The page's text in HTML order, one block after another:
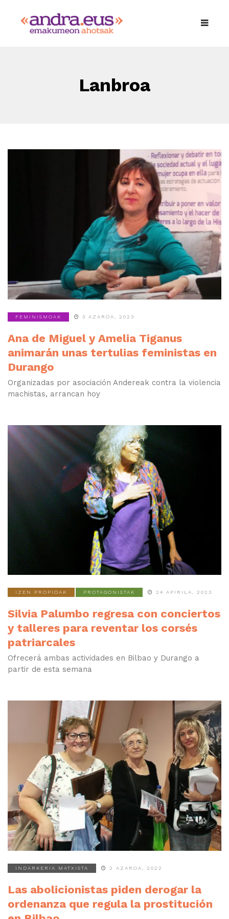
Lanbroa
FEMINISMOAK 3 AZAROA, 2023
Ana de Miguel y Amelia Tiganus
animarán unas tertulias feministas en
Durango
Organizadas por asociación Andereak contra la violencia
machistas, arrancan hoy
IZEN PROPIOAK PROTAGONISTAK 24 APIRILA, 2023
Silvia Palumbo regresa con conciertos
y talleres para reventar los corsés
patriarcales
Ofrecerá ambas actividades en Bilbao y Durango a
partir de esta semana
INDARKERIA MATXISTA 2 AZAROA, 2022
Las abolicionistas piden derogar la
ordenanza que regula la prostitución